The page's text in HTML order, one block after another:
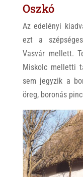
Oszkó
Az edelényi
ezt a
Vasvár mellett.
Miskolc melletti
sem jegyzik a
öreg, boronás